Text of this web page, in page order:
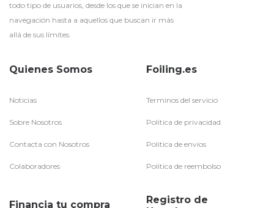
todo tipo de usuarios, desde los que se inician en la
navegación hasta a aquellos que buscan ir más
allá de sus límites.
Quienes Somos
Noticias
Sobre Nosotros
Contacta con Nosotros
Colaboradores
Foiling.es
Terminos del servicio
Politica de privacidad
Politica de envios
Politica de reembolso
Financia tu compra
Registro de